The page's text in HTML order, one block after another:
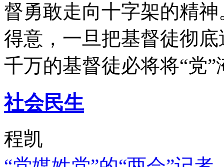
督勇敢走向十字架的精
得意，一旦把基督徒彻
千万的基督徒必将将“党”
社会民生
程凯